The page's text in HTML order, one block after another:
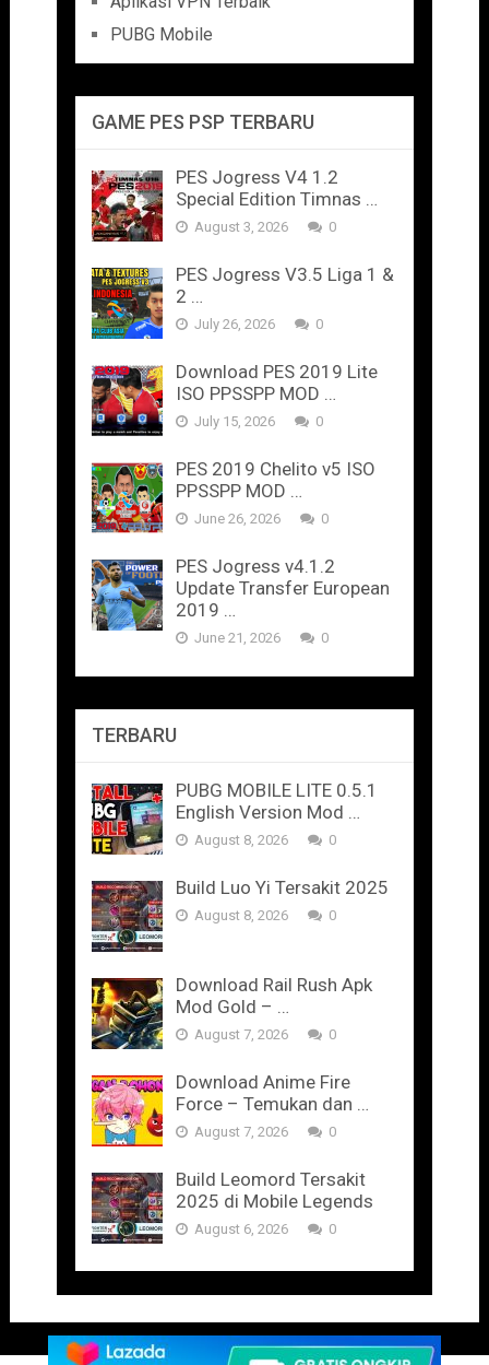
PUBG Mobile
GAME PES PSP TERBARU
PES Jogress V4 1.2
Special Edition Timnas …
August 3, 2026 0
PES Jogress V3.5 Liga 1 &
2 …
July 26, 2026 0
Download PES 2019 Lite
ISO PPSSPP MOD …
July 15, 2026 0
PES 2019 Chelito v5 ISO
PPSSPP MOD …
June 26, 2026 0
PES Jogress v4.1.2
Update Transfer European
2019 …
June 21, 2026 0
TERBARU
PUBG MOBILE LITE 0.5.1
English Version Mod …
August 8, 2026 0
Build Luo Yi Tersakit 2025
August 8, 2026 0
Download Rail Rush Apk
Mod Gold – …
August 7, 2026 0
Download Anime Fire
Force – Temukan dan …
August 7, 2026 0
Build Leomord Tersakit
2025 di Mobile Legends
August 6, 2026 0